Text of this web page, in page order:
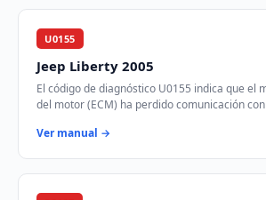
U0155
Jeep Liberty 2005
El código de diagnóstico U0155 indica que el
del motor (ECM) ha perdido comunicación
Ver manual →